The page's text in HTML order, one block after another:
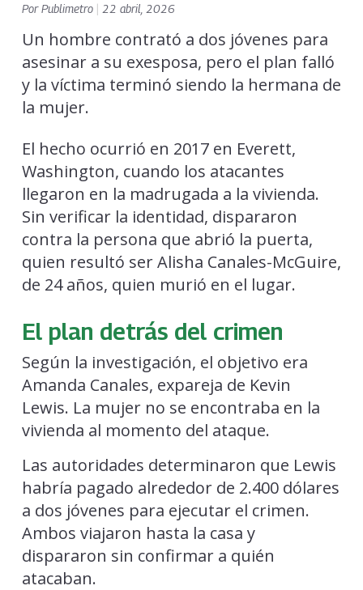
PorPublimetro 22 abril, 2026
Un hombre contrató a dos jóvenes para
asesinar a su exesposa, pero el plan falló
y la víctima terminó siendo la hermana de
la mujer.
El hecho ocurrió en 2017 en Everett,
Washington, cuando los atacantes
llegaron en la madrugada a la vivienda.
Sin verificar la identidad, dispararon
contra la persona que abrió la puerta,
quien resultó ser Alisha Canales-McGuire,
de 24 años, quien murió en el lugar.
El plan detrás del crimen
Según la investigación, el objetivo era
Amanda Canales, expareja de Kevin
Lewis. La mujer no se encontraba en la
vivienda al momento del ataque.
Las autoridades determinaron que Lewis
habría pagado alrededor de 2.400 dólares
a dos jóvenes para ejecutar el crimen.
Ambos viajaron hasta la casa y
dispararon sin confirmar a quién
atacaban.